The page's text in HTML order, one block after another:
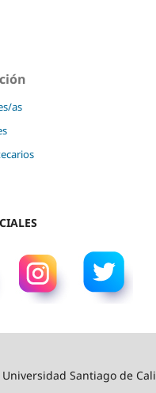
as
Santiago de Cali